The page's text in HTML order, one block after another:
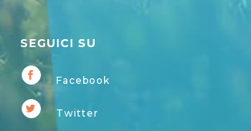
SEGUICI SU
Facebook
Twitter